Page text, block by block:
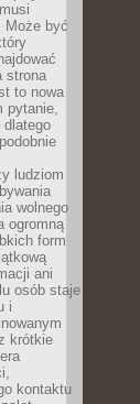
Może być
strona
to nowa
pytanie,
dlatego
ludziom
wolnego
ogromną
form
ani
osób staje
i
krótkie
kontaktu